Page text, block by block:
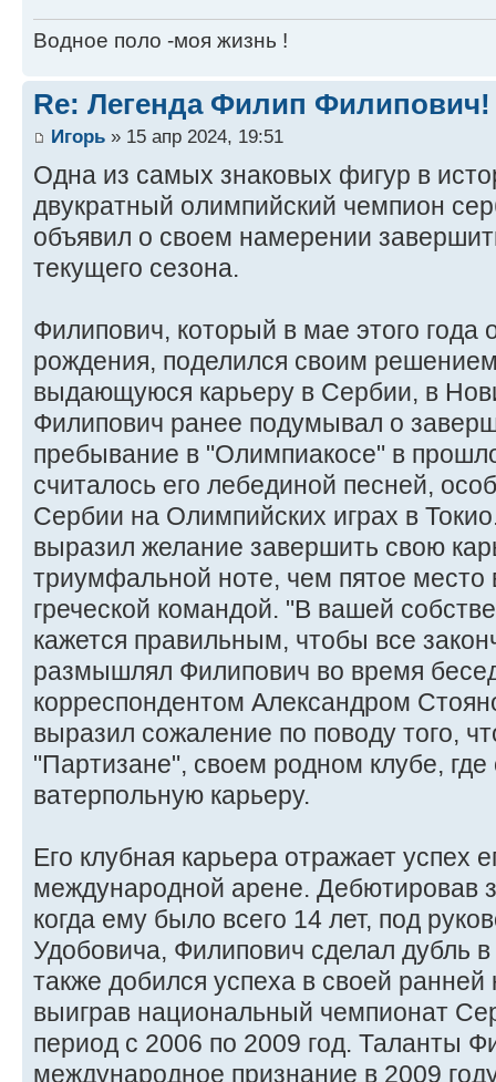
Водное поло -моя жизнь !
Re: Легенда Филип Филипович!
Игорь » 15 апр 2024, 19:51
Одна из самых знаковых фигур в
двукратный олимпийский чемпион
объявил о своем намерении
текущего сезона.
Филипович, который в мае этого года
рождения, поделился своим
выдающуюся карьеру в Сербии, в
Филипович ранее подумывал о
пребывание в "Олимпиакосе" в
считалось его лебединой песней,
Сербии на Олимпийских играх в
выразил желание завершить свою
триумфальной ноте, чем пятое место
греческой командой. "В вашей
кажется правильным, чтобы все
размышлял Филипович во время
корреспондентом Александром
выразил сожаление по поводу того,
"Партизане", своем родном клубе,
ватерпольную карьеру.
Его клубная карьера отражает успех
международной арене. Дебютировав
когда ему было всего 14 лет, под
Удобовича, Филипович сделал дубль
также добился успеха в своей
выиграв национальный чемпионат
период с 2006 по 2009 год. Таланты
международное признание в 2009